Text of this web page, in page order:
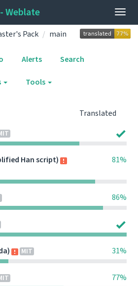
Weblate
Pack main
Alerts Search
Tools
Translated
Han script) 81%
86%
MIT 31%
77%